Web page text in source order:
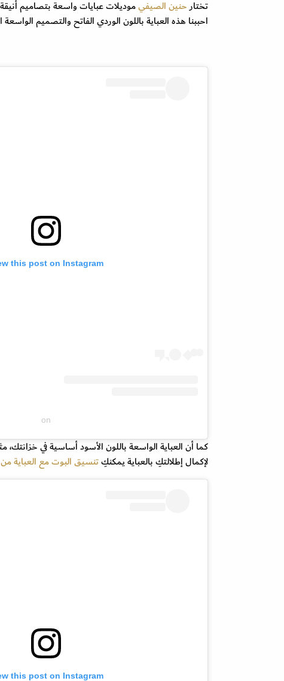
تختارحنين الصيفيموديلات عبايات واسعة بتصاميم
احببنا هذه العباية باللون الوردي الفاتح والتصميم
this post on Instagram
on
كما أن العباية الواسعة باللون الأسود أساسية في خزانتك،
لإكمال إطلالتكِ بالعباية يمكنكِتنسيق البوت مع العباية
this post on Instagram